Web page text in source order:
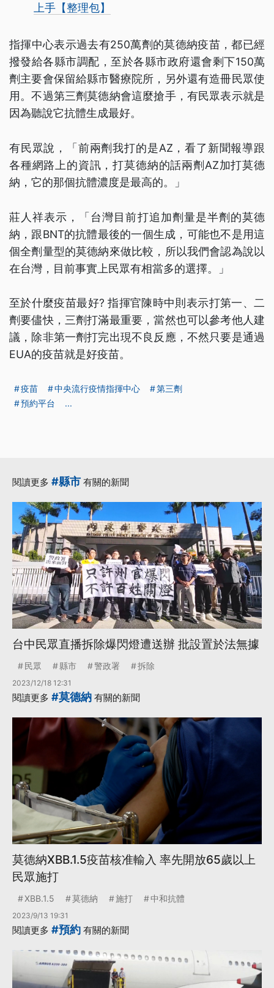
上手【整理包】
指揮中心表示過去有250萬劑的莫德納疫苗，都已經
撥發給各縣市調配，至於各縣市政府還會剩下150萬
劑主要會保留給縣市醫療院所，另外還有造冊民眾使
用。不過第三劑莫德納會這麼搶手，有民眾表示就是
因為聽說它抗體生成最好。
有民眾說，「前兩劑我打的是AZ，看了新聞報導跟
各種網路上的資訊，打莫德納的話兩劑AZ加打莫德
納，它的那個抗體濃度是最高的。」
莊人祥表示，「台灣目前打追加劑量是半劑的莫德
納，跟BNT的抗體最後的一個生成，可能也不是用這
個全劑量型的莫德納來做比較，所以我們會認為說以
在台灣，目前事實上民眾有相當多的選擇。」
至於什麼疫苗最好? 指揮官陳時中則表示打第一、二
劑要儘快，三劑打滿最重要，當然也可以參考他人建
議，除非第一劑打完出現不良反應，不然只要是通過
EUA的疫苗就是好疫苗。
疫苗 中央流行疫情指揮中心
第三劑
預約平台
...
閱讀更多 #縣市 有關的新聞
台中民眾直播拆除爆閃燈遭送辦 批設置於法無據
民眾 縣市 警政署 拆除
2023/12/18 12:31
閱讀更多 #莫德納 有關的新聞
莫德納XBB.1.5疫苗核准輸入 率先開放65歲以上
民眾施打
XBB.1.5 莫德納 施打 中和抗體
2023/9/13 19:31
閱讀更多 #預約 有關的新聞